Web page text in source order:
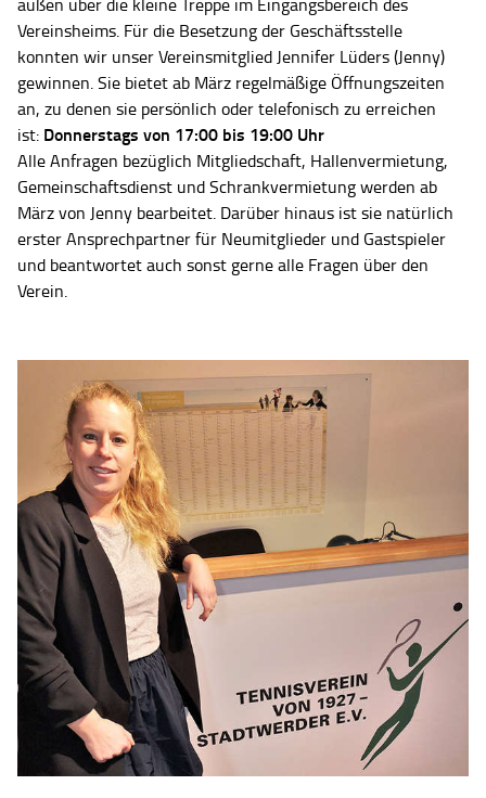
außen über die kleine Treppe im Eingangsbereich des
Vereinsheims. Für die Besetzung der Geschäftsstelle
konnten wir unser Vereinsmitglied Jennifer Lüders (Jenny)
gewinnen. Sie bietet ab März regelmäßige Öffnungszeiten
an, zu denen sie persönlich oder telefonisch zu erreichen
ist: Donnerstags von 17:00 bis 19:00 Uhr
Alle Anfragen bezüglich Mitgliedschaft, Hallenvermietung,
Gemeinschaftsdienst und Schrankvermietung werden ab
März von Jenny bearbeitet. Darüber hinaus ist sie natürlich
erster Ansprechpartner für Neumitglieder und Gastspieler
und beantwortet auch sonst gerne alle Fragen über den
Verein.